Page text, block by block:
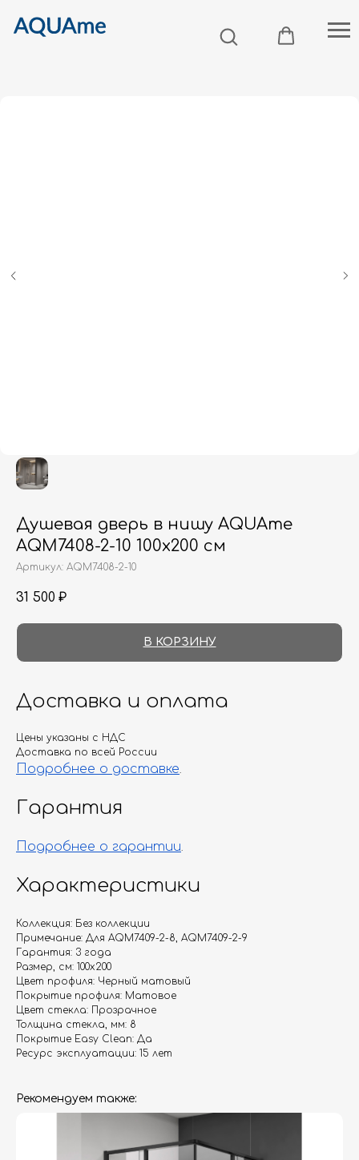
Душевая дверь в нишу AQUAme
AQM7408-2-10 100х200 см
Артикул: AQM7408-2-10
31 500 ₽
В КОРЗИНУ
Доставка и оплата
Цены указаны с НДС
Доставка по всей России
Подробнее о доставке.
Гарантия
Подробнее о гарантии.
Характеристики
Коллекция: Без коллекции
Примечание: Для AQM7409-2-8, AQM7409-2-9
Гарантия: 3 года
Размер, см: 100х200
Цвет профиля: Черный матовый
Покрытие профиля: Матовое
Цвет стекла: Прозрачное
Толщина стекла, мм: 8
Покрытие Easy Clean: Да
Ресурс эксплуатации: 15 лет
Рекомендуем также: